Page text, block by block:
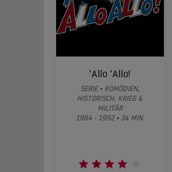
’Allo ’Allo!
SERIE • KOMÖDIEN,
HISTORISCH, KRIEG &
MILITÄR
1984 - 1992 • 34 MIN.